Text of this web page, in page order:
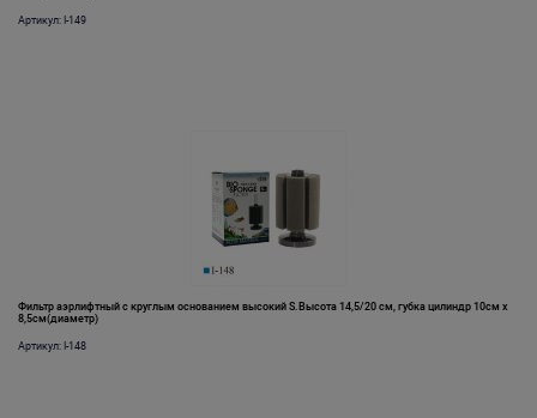
Артикул: I-149
Фильтр аэрлифтный с круглым основанием высокий S.Высота 14,5/20 см, губка цилиндр 10см х
8,5см(диаметр)
Артикул: I-148